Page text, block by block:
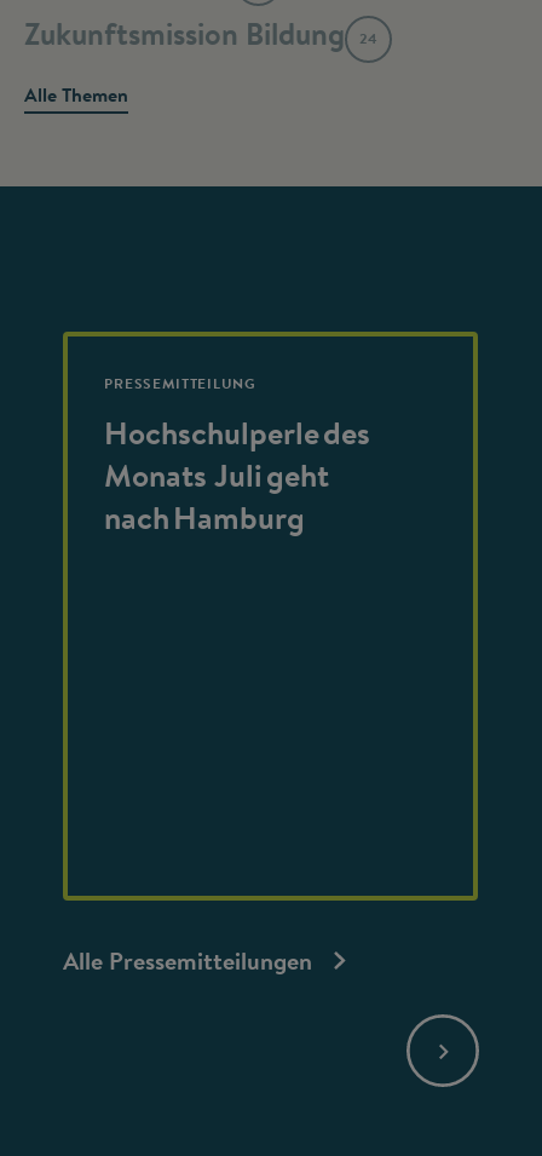
Zukunftsmission Bildung 24
Alle Themen
PRESSEMITTEILUNG
Hochschulperle des
Monats Juli geht
nach Hamburg
Alle Pressemitteilungen